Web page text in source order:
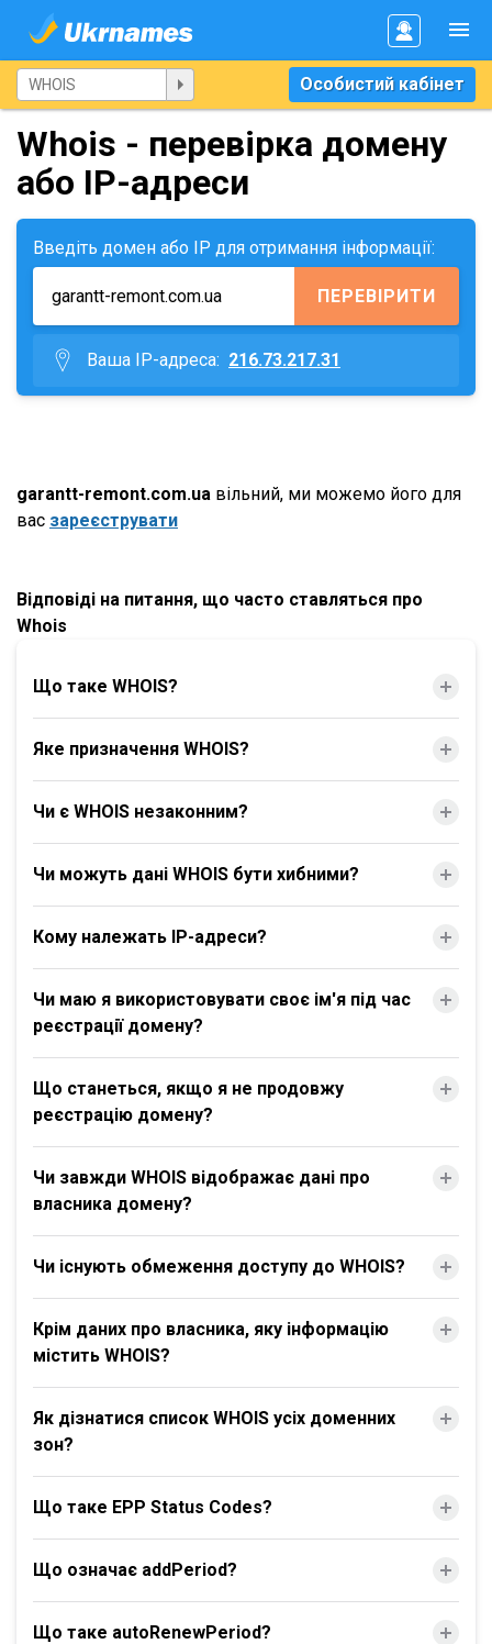
Особистий кабінет
Whois - перевірка домену
або IP-адреси
Введіть домен або IP для отримання інформації:
ПЕРЕВІРИТИ
Ваша IP-адреса: 216.73.217.31
garantt-remont.com.ua вільний, ми можемо його для
вас зареєструвати
Відповіді на питання, що часто ставляться про
Whois
Що таке WHOIS?
Яке призначення WHOIS?
Чи є WHOIS незаконним?
Чи можуть дані WHOIS бути хибними?
Кому належать IP-адреси?
Чи маю я використовувати своє ім'я під час
реєстрації домену?
Що станеться, якщо я не продовжу
реєстрацію домену?
Чи завжди WHOIS відображає дані про
власника домену?
Чи існують обмеження доступу до WHOIS?
Крім даних про власника, яку інформацію
містить WHOIS?
Як дізнатися список WHOIS усіх доменних
зон?
Що таке EPP Status Codes?
Що означає addPeriod?
Що таке autoRenewPeriod?